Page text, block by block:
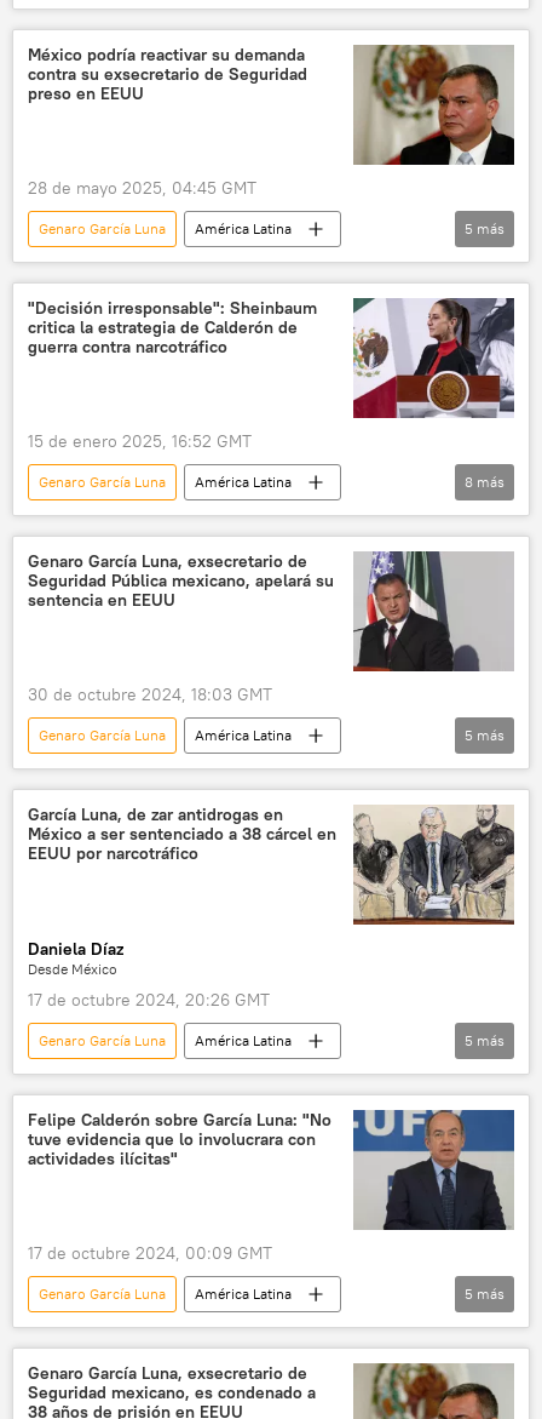
México
sociedad
EEUU
Gobierno de Estados Unidos
Cartel de Sinaloa
narcotráfico
México podría reactivar su demanda
contra su exsecretario de Seguridad
preso en EEUU
28 de mayo 2025, 04:45 GMT
Genaro García Luna
América Latina
México
Gobierno de México
corrupción
Florida
UIF
5 más
"Decisión irresponsable": Sheinbaum
critica la estrategia de Calderón de
guerra contra narcotráfico
15 de enero 2025, 16:52 GMT
Genaro García Luna
América Latina
sociedad
seguridad
Felipe Calderón
Claudia Sheinbaum
EEUU
México
Ejército mexicano
8 más
Genaro García Luna, exsecretario de
Seguridad Pública mexicano, apelará su
sentencia en EEUU
30 de octubre 2024, 18:03 GMT
Genaro García Luna
América Latina
seguridad
EEUU
Cartel de Sinaloa
Felipe Calderón
Guerra contra el narcotráfico en México
5 más
García Luna, de zar antidrogas en
México a ser sentenciado a 38 cárcel en
EEUU por narcotráfico
Daniela Díaz
Desde México
17 de octubre 2024, 20:26 GMT
Genaro García Luna
América Latina
México
seguridad
EEUU
💬 Opinión y Análisis
Gobierno de México
Felipe Calderón
5 más
Felipe Calderón sobre García Luna: "No
tuve evidencia que lo involucrara con
actividades ilícitas"
17 de octubre 2024, 00:09 GMT
Genaro García Luna
América Latina
México
Felipe Calderón
narcotráfico
seguridad
EEUU
sentencia
5 más
Genaro García Luna, exsecretario de
Seguridad mexicano, es condenado a
38 años de prisión en EEUU